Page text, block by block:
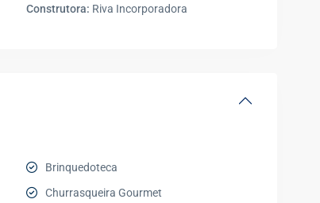
Construtora: Riva Incorporadora
Brinquedoteca
Churrasqueira Gourmet